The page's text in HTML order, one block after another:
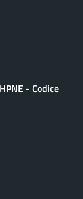
- Codice